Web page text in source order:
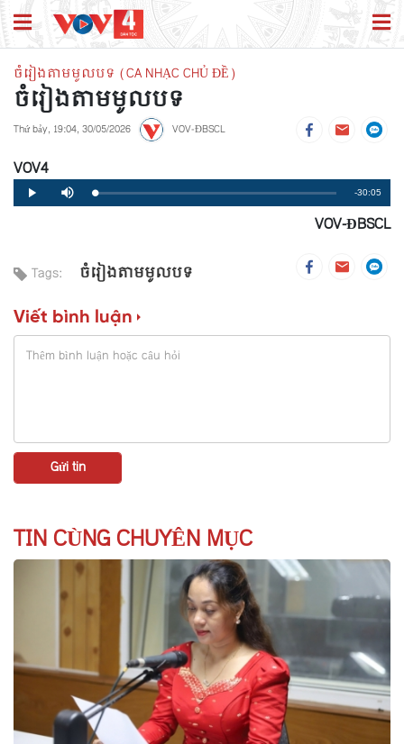
ចំរៀងតាមមូលបទ (CA NHẠC CHỦ ĐỀ)
ចំរៀងតាមមូលបទ
Thứ bảy, 19:04, 30/05/2026 VOV-ĐBSCL
VOV4
Play Mute Loaded:
0%
Progress:
0%
Remaining
Time
-30:05
VOV-ĐBSCL
Tags: ចំរៀងតាមមូលបទ
Viết bình luận
TIN CÙNG CHUYÊN MỤC